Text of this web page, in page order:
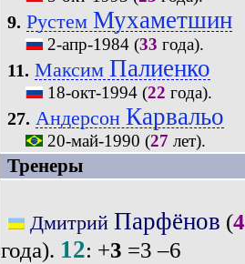
9. Рустем Мухаметшин
2-апр-1984(33 года).
11. Максим Палиенко
18-окт-1994(22 года).
27. Андерсон Карвальо
20-май-1990 (27 лет).
Тренеры
Дмитрий Парфёнов (
года). 12: +3 =3 –6